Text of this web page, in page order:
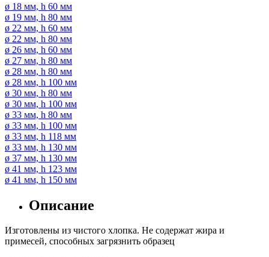
ø 18 мм, h 60 мм
ø 19 мм, h 80 мм
ø 22 мм, h 60 мм
ø 22 мм, h 80 мм
ø 26 мм, h 60 мм
ø 27 мм, h 80 мм
ø 28 мм, h 80 мм
ø 28 мм, h 100 мм
ø 30 мм, h 80 мм
ø 30 мм, h 100 мм
ø 33 мм, h 80 мм
ø 33 мм, h 100 мм
ø 33 мм, h 118 мм
ø 33 мм, h 130 мм
ø 37 мм, h 130 мм
ø 41 мм, h 123 мм
ø 41 мм, h 150 мм
Описание
Изготовлены из чистого хлопка. Не содержат жира и
примесей, способных загрязнить образец